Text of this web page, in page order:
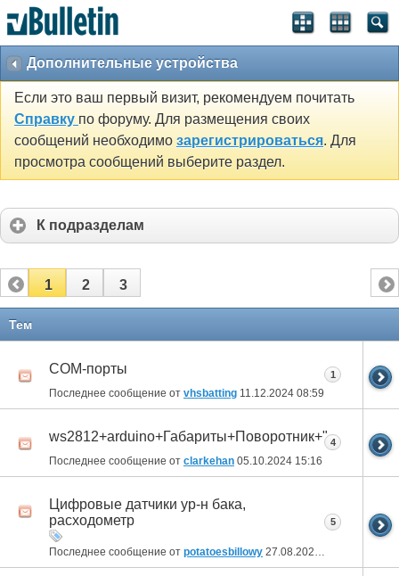
Дополнительные устройства
Если это ваш первый визит, рекомендуем почитать
Справку по форуму. Для размещения своих
сообщений необходимо зарегистрироваться. Для
просмотра сообщений выберите раздел.
К подразделам
1 2 3
Тем
СОМ-порты
Последнее сообщение от vhsbatting 11.12.2024 08:59
1
Последнее сообщение от clarkehan 05.10.2024 15:16
4
Цифровые датчики ур-н бака,
расходометр
Последнее сообщение от potatoesbillowy 27.08.2024 13:59
5